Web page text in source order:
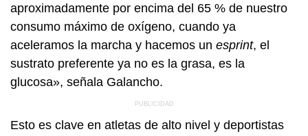
aproximadamente por encima del 65 % de nuestro
consumo máximo de oxígeno, cuando ya
aceleramos la marcha y hacemos un esprint, el
sustrato preferente ya no es la grasa, es la
glucosa», señala Galancho.
Esto es clave en atletas de alto nivel y deportistas